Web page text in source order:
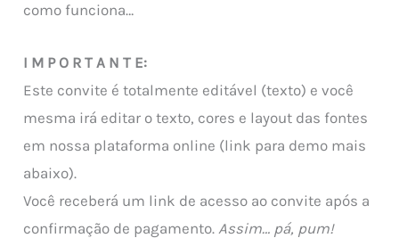
como funciona…
I M P O R T A N T E:
Este convite é totalmente editável (texto) e você
mesma irá editar o texto, cores e layout das fontes
em nossa plataforma online (link para demo mais
abaixo).
Você receberá um link de acesso ao convite após a
confirmação de pagamento. Assim… pá, pum!